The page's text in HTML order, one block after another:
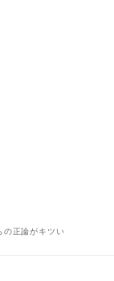
の正論がキツい